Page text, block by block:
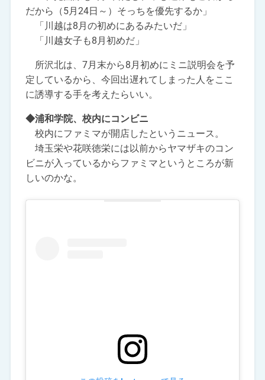
だから（5月24日～）そっちを優先するか」
「川越は8月の初めにあるみたいだ」
「川越女子も8月初めだ」
所沢北は、7月末から8月初めにミニ説明会を予
定しているから、今回出遅れてしまった人をここ
に誘導する手を考えたらいい。
◆浦和学院、校内にコンビニ
校内にファミマが開店したというニュース。
埼玉栄や花咲徳栄には以前からヤマザキのコン
ビニが入っているからファミマというところが新
しいのかな。